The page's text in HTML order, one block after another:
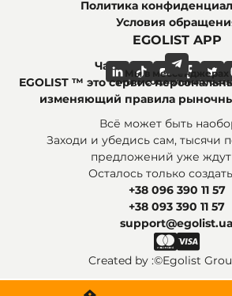
Политика
Условия
EGOLIST APP
Часто задаваемые
Мы в социальных
Мы в мессенджерах
EGOLIST ™ это сервис
изменяющий правила
Всё может быть
Заходи и убедись сам, тысячи
предложений уже ждут
Осталось только
+38 096 390 11 57
+38 093 390 11 57
support@egolist.ua
Created by :©Egolist